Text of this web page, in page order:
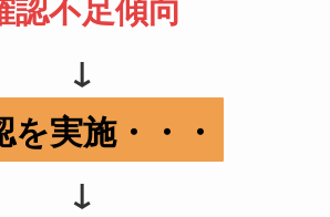
↓
を実施・・・
↓